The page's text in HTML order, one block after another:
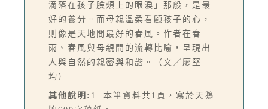
滴落在孩子臉頰上的眼淚」那般，是最
好的養分。而母親溫柔看顧孩子的心，
則像是天地間最好的春風。作者在春
雨、春風與母親間的流轉比喻，呈現出
人與自然的親密與和諧。（文／廖堅
均）
其他說明: 1. 本筆資料共1頁，寫於天鵝